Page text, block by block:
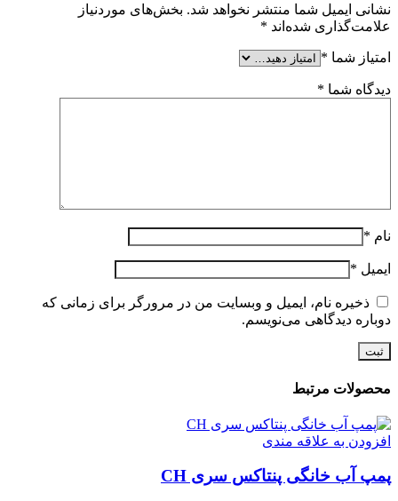
نشانی ایمیل شما منتشر نخواهد شد. بخش‌های موردنیاز
علامت‌گذاری شده‌اند *
امتیاز شما *
دیدگاه شما *
نام *
ایمیل *
ذخیره نام، ایمیل و وبسایت من در مرورگر برای زمانی که
دوباره دیدگاهی می‌نویسم.
محصولات مرتبط
افزودن به علاقه مندی
پمپ آب خانگی پنتاکس سری CH